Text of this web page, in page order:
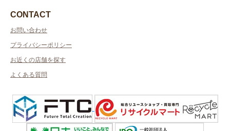
CONTACT
お問い合わせ
プライバシーポリシー
お近くの店舗を探す
よくある質問